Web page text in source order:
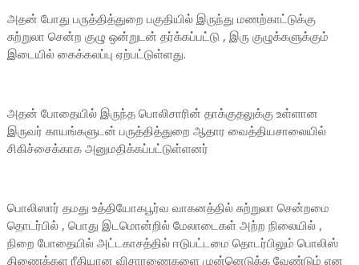
அதன் போது பருத்தித்துறை பகுதியில் இருந்து மணற்காட்டுக்கு
சுற்றுலா சென்ற குழு ஒன்றுடன் தர்க்கப்பட்டு , இரு குழுக்களுக்கும்
இடையில் கைக்கலப்பு ஏற்பட்டுள்ளது.
அதன் போதையில் இருந்த பொலிசாரின் தாக்குதலுக்கு உள்ளான
இருவர் காயங்களுடன் பருத்தித்துறை ஆதார வைத்தியசாலையில்
சிகிச்சைக்காக அனுமதிக்கப்பட்டுள்ளனர்
பொலிஸார் தமது உத்தியோகபூர்வ வாகனத்தில் சுற்றுலா சென்றமை
தொடர்பில் , பொது இடமொன்றில் மேலாடைகள் அற்ற நிலையில் ,
நிறை போதையில் அட்டகாசத்தில் ஈடுபட்டமை தொடர்பிலும் பொலிஸ்
திணைக்கள ரீதியான விசாரணைகளை முன்னெடுக்க வேண்டும் என